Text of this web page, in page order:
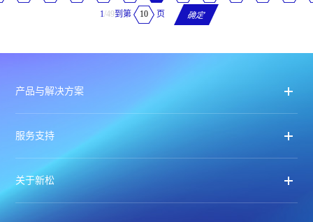
1/49到第 页 确定
产品与解决方案
服务支持
关于新松